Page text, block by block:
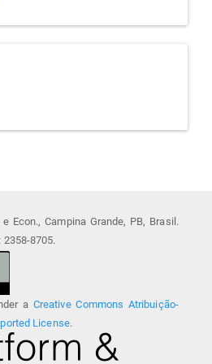
Econ., Campina Grande, PB, Brasil.
2358-8705.
a Creative Commons Atribuição-
License.